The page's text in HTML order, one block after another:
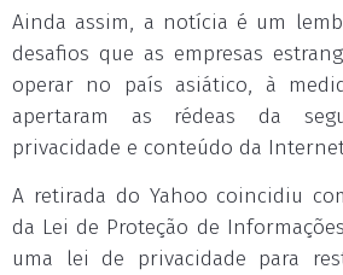
Ainda assim, a notícia é um
desafios que as empresas
operar no país asiático, à
apertaram as rédeas da
privacidade e conteúdo da
A retirada do Yahoo coincidiu
da Lei de Proteção de
uma lei de privacidade para